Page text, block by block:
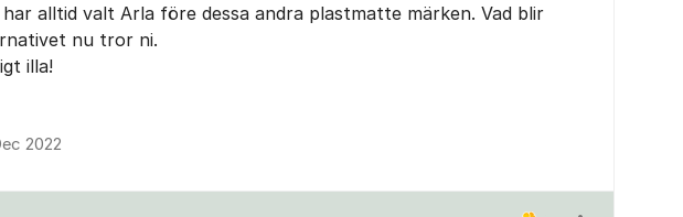
alltid valt Arla före dessa andra plastmatte märken. Vad blir
nu tror ni.
illa!
2022